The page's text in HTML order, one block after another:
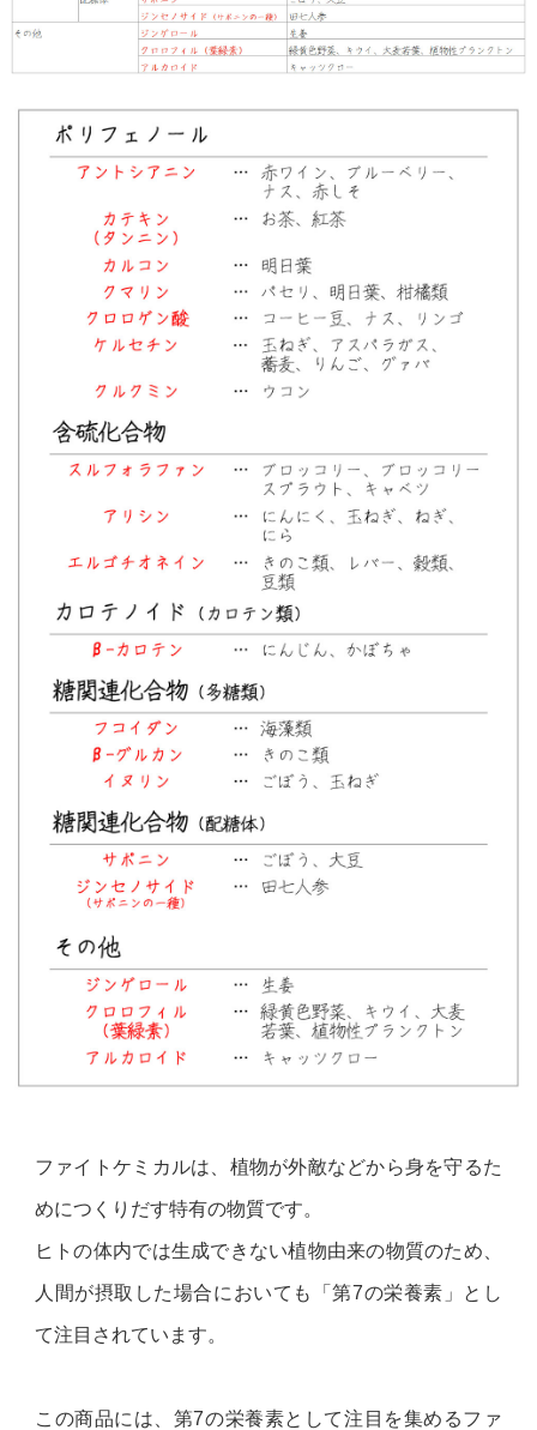
ファイトケミカルは、植物が外敵などから身を守るた
めにつくりだす特有の物質です。
ヒトの体内では生成できない植物由来の物質のため、
人間が摂取した場合においても「第7の栄養素」とし
て注目されています。
この商品には、第7の栄養素として注目を集めるファ